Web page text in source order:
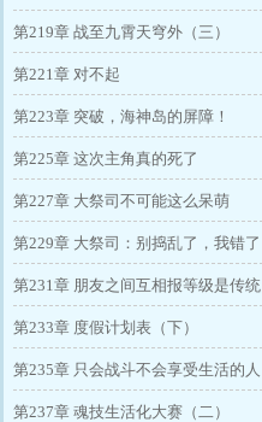
第219章 战至九霄天穹外（三）
第221章 对不起
第223章 突破，海神岛的屏障！
（二）
第225章 这次主角真的死了
第227章 大祭司不可能这么呆萌
第229章 大祭司：别捣乱了，我错了
还不行吗
第231章 朋友之间互相报等级是传统
哦
第233章 度假计划表（下）
第235章 只会战斗不会享受生活的人
都是笨蛋
第237章 魂技生活化大赛（二）